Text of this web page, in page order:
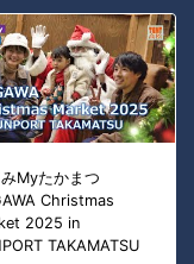
Myたかまつ
Christmas
2025 in
TAKAMATSU